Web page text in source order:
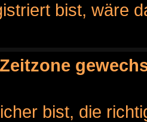
bist, wäre
bist, die